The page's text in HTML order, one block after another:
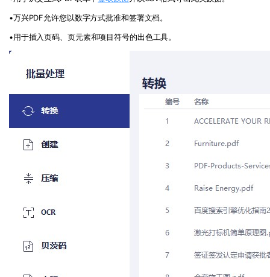
•万兴PDF允许您以数字方式批准和签署文档。
•用于插入页码、页元素和项目符号的出色工具。